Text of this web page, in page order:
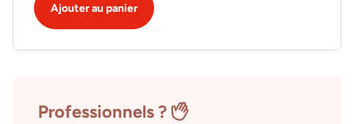
Ajouter au panier
Professionnels ?